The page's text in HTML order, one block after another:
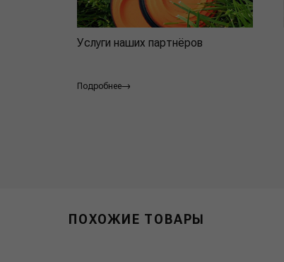
Услуги наших партнёров
Подробнее
ПОХОЖИЕ ТОВАРЫ